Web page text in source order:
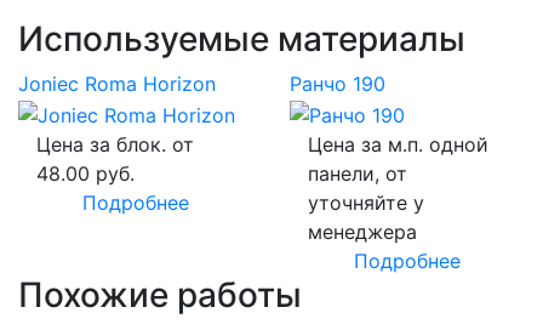
Используемые материалы
Joniec Roma Horizon
Цена за блок. от
48.00 руб.
Подробнее
Ранчо 190
Цена за м.п. одной
панели, от
уточняйте у
менеджера
Подробнее
Похожие работы